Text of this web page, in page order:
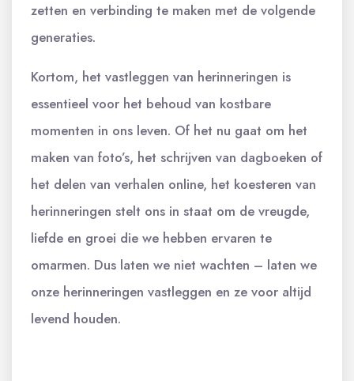
zetten en verbinding te maken met de volgende
generaties.
Kortom, het vastleggen van herinneringen is
essentieel voor het behoud van kostbare
momenten in ons leven. Of het nu gaat om het
maken van foto’s, het schrijven van dagboeken of
het delen van verhalen online, het koesteren van
herinneringen stelt ons in staat om de vreugde,
liefde en groei die we hebben ervaren te
omarmen. Dus laten we niet wachten – laten we
onze herinneringen vastleggen en ze voor altijd
levend houden.